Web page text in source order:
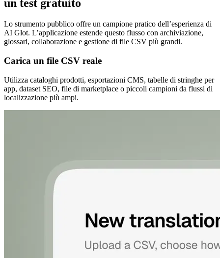
un test gratuito
Lo strumento pubblico offre un campione pratico dell’esperienza di
AI Glot. L’applicazione estende questo flusso con archiviazione,
glossari, collaborazione e gestione di file CSV più grandi.
Carica un file CSV reale
Utilizza cataloghi prodotti, esportazioni CMS, tabelle di stringhe per
app, dataset SEO, file di marketplace o piccoli campioni da flussi di
localizzazione più ampi.